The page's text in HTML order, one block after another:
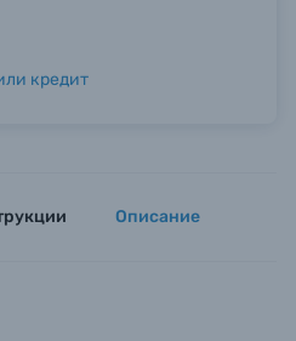
товары)
кредит
Описание